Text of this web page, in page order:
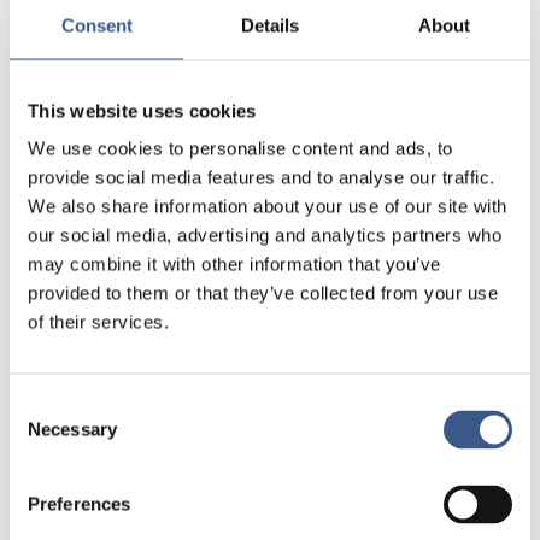
Consent Details About
This website uses cookies
We use cookies to personalise content and ads, to
provide social media features and to analyse our traffic.
We also share information about your use of our site with
our social media, advertising and analytics partners who
may combine it with other information that you’ve
provided to them or that they’ve collected from your use
of their services.
Selection
Necessary
Preferences
och byråkratiska hinder. Under tiden i projektet får
de kontinuerligt träffa arbetsgivare som behöver
Etableringslyftet. Deltagarna är oftast inskrivna i
projektet mellan 6 och 12 månader. 74% av alla
deltagare har fått en anställning eller påbörjat
CSN-studier.
Teori och kunskap
omgångar sedan 2018. Projektet har under dessa
casemanagment och som överensstämmer med